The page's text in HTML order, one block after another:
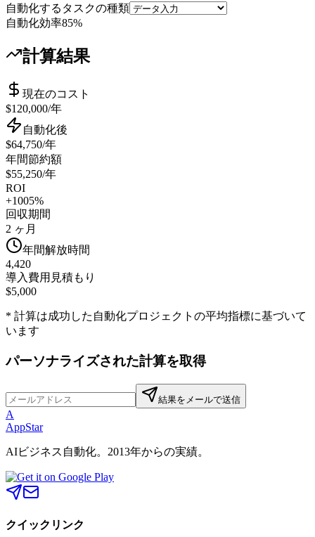
自動化するタスクの種類
自動化効率85%
計算結果
現在のコスト
$120,000/年
自動化後
$64,750/年
年間節約額
$55,250/年
ROI
+1005%
回収期間
2 ヶ月
年間解放時間
4,420
導入費用見積もり
$5,000
* 計算は成功した自動化プロジェクトの平均指標に基づいて
います
パーソナライズされた計算を取得
結果をメールで送信
A
AppStar
AIビジネス自動化。2013年からの実績。
クイックリンク